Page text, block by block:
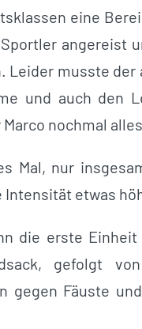
eine
angereist
Leider musste
und auch den
nochmal
Mal, nur
etwas
die erste
gefolgt
gegen Fäuste